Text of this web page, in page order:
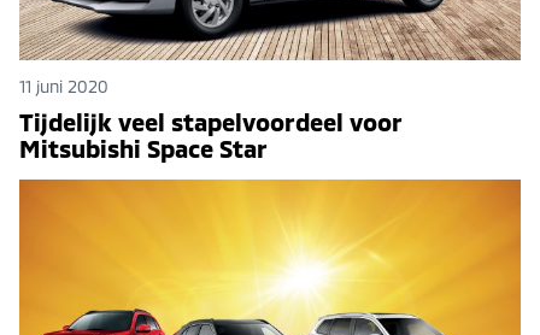
11 juni 2020
Tijdelijk veel stapelvoordeel voor
Mitsubishi Space Star